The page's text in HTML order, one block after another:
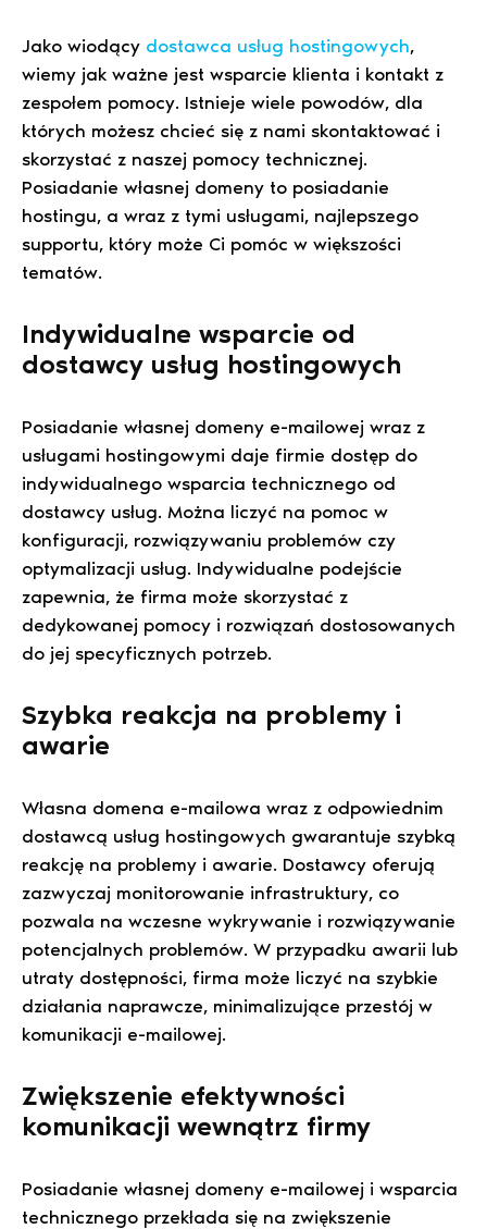
Jako wiodący dostawca usług hostingowych,
wiemy jak ważne jest wsparcie klienta i kontakt z
zespołem pomocy. Istnieje wiele powodów, dla
których możesz chcieć się z nami skontaktować i
skorzystać z naszej pomocy technicznej.
Posiadanie własnej domeny to posiadanie
hostingu, a wraz z tymi usługami, najlepszego
supportu, który może Ci pomóc w większości
tematów.
Indywidualne wsparcie od
dostawcy usług hostingowych
Posiadanie własnej domeny e-mailowej wraz z
usługami hostingowymi daje firmie dostęp do
indywidualnego wsparcia technicznego od
dostawcy usług. Można liczyć na pomoc w
konfiguracji, rozwiązywaniu problemów czy
optymalizacji usług. Indywidualne podejście
zapewnia, że firma może skorzystać z
dedykowanej pomocy i rozwiązań dostosowanych
do jej specyficznych potrzeb.
Szybka reakcja na problemy i
awarie
Własna domena e-mailowa wraz z odpowiednim
dostawcą usług hostingowych gwarantuje szybką
reakcję na problemy i awarie. Dostawcy oferują
zazwyczaj monitorowanie infrastruktury, co
pozwala na wczesne wykrywanie i rozwiązywanie
potencjalnych problemów. W przypadku awarii lub
utraty dostępności, firma może liczyć na szybkie
działania naprawcze, minimalizujące przestój w
komunikacji e-mailowej.
Zwiększenie efektywności
komunikacji wewnątrz firmy
Posiadanie własnej domeny e-mailowej i wsparcia
technicznego przekłada się na zwiększenie